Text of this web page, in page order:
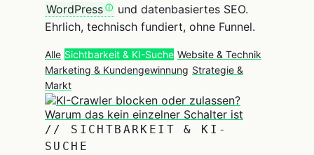
WordPress
und datenbasiertes SEO.
Ehrlich, technisch fundiert, ohne Funnel.
Alle Sichtbarkeit & KI-Suche Website & Technik
Marketing & Kundengewinnung Strategie &
Markt
// SICHTBARKEIT & KI-
SUCHE